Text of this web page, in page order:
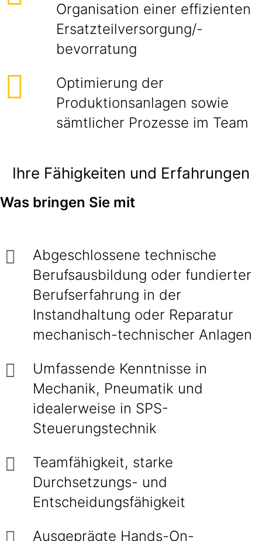
Organisation einer effizienten
Ersatzteilversorgung/-
bevorratung
Optimierung der
Produktionsanlagen sowie
sämtlicher Prozesse im Team
Ihre Fähigkeiten und Erfahrungen
Was bringen Sie mit
Abgeschlossene technische
Berufsausbildung oder fundierter
Berufserfahrung in der
Instandhaltung oder Reparatur
mechanisch-technischer Anlagen
Umfassende Kenntnisse in
Mechanik, Pneumatik und
idealerweise in SPS-
Steuerungstechnik
Teamfähigkeit, starke
Durchsetzungs- und
Entscheidungsfähigkeit
Ausgeprägte Hands-On-